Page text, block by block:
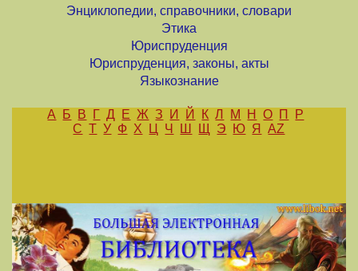
Энциклопедии, справочники, словари
Этика
Юриспруденция
Юриспруденция, законы, акты
Языкознание
А Б В Г Д Е Ж З И Й К Л М Н О П
Р
С Т У Ф Х Ц Ч Ш Щ Э Ю Я AZ